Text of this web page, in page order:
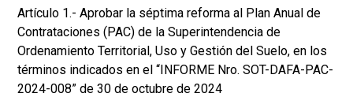
Artículo 1.- Aprobar la séptima reforma al Plan Anual de
Contrataciones (PAC) de la Superintendencia de
Ordenamiento Territorial, Uso y Gestión del Suelo, en los
términos indicados en el “INFORME Nro. SOT-DAFA-PAC-
2024-008” de 30 de octubre de 2024